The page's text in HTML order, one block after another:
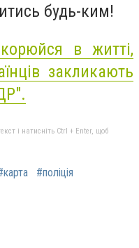
будь-ким!
в житті,
закликають
і натисніть Ctrl + Enter, щоб
#поліція